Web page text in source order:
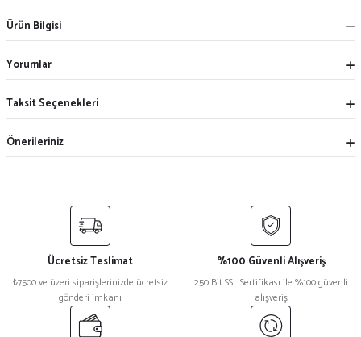
Ürün Bilgisi
Yorumlar
Taksit Seçenekleri
Önerileriniz
Ücretsiz Teslimat
₺7500 ve üzeri siparişlerinizde ücretsiz
gönderi imkanı
%100 Güvenli Alışveriş
250 Bit SSL Sertifikası ile %100 güvenli
alışveriş